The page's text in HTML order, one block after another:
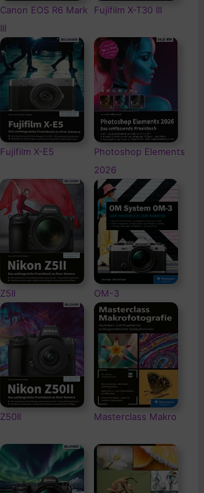
Canon EOS R6 Mark
III
Fujifilm X-T30 III
Fujifilm X-E5
Photoshop Elements
2026
Z5II OM-3
Z50II Masterclass Makro